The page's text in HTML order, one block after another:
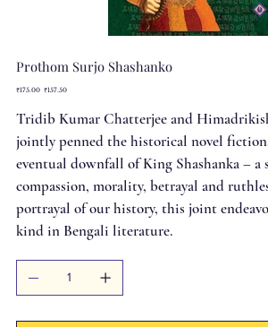
Prothom Surjo Shashanko
Original
₹175.00 Sale
₹157.50
Tridib Kumar Chatterjee and
jointly penned the historical novel
eventual downfall of King Shashanka – a
compassion, morality, betrayal and
portrayal of our history, this joint
kind in Bengali literature.